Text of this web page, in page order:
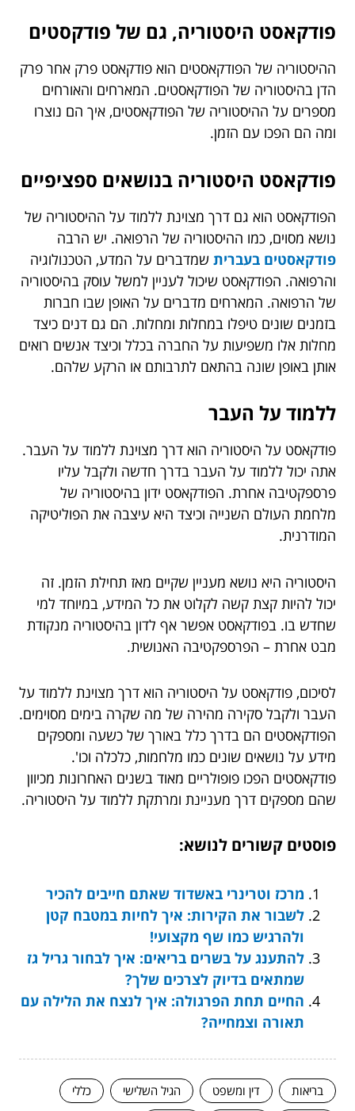
פודקאסט היסטוריה, גם של פודקסטים
ההיסטוריה של הפודקאסטים הוא פודקאסט פרק אחר פרק
הדן בהיסטוריה של הפודקאסטים. המארחים והאורחים
מספרים על ההיסטוריה של הפודקאסטים, איך הם נוצרו
ומה הם הפכו עם הזמן.
פודקאסט היסטוריה בנושאים ספציפיים
הפודקאסט הוא גם דרך מצוינת ללמוד על ההיסטוריה של
נושא מסוים, כמו ההיסטוריה של הרפואה. יש הרבה
פודקאסטים בעברית שמדברים על המדע, הטכנולוגיה
והרפואה. הפודקאסט שיכול לעניין למשל עוסק בהיסטוריה
של הרפואה. המארחים מדברים על האופן שבו חברות
בזמנים שונים טיפלו במחלות ומחלות. הם גם דנים כיצד
מחלות אלו משפיעות על החברה בכלל וכיצד אנשים רואים
אותן באופן שונה בהתאם לתרבותם או הרקע שלהם.
ללמוד על העבר
פודקאסט על היסטוריה הוא דרך מצוינת ללמוד על העבר.
אתה יכול ללמוד על העבר בדרך חדשה ולקבל עליו
פרספקטיבה אחרת. הפודקאסט ידון בהיסטוריה של
מלחמת העולם השנייה וכיצד היא עיצבה את הפוליטיקה
המודרנית.
היסטוריה היא נושא מעניין שקיים מאז תחילת הזמן. זה
יכול להיות קצת קשה לקלוט את כל המידע, במיוחד למי
שחדש בו. בפודקאסט אפשר אף לדון בהיסטוריה מנקודת
מבט אחרת – הפרספקטיבה האנושית.
לסיכום, פודקאסט על היסטוריה הוא דרך מצוינת ללמוד על
העבר ולקבל סקירה מהירה של מה שקרה בימים מסוימים.
הפודקאסטים הם בדרך כלל באורך של כשעה ומספקים
מידע על נושאים שונים כמו מלחמות, כלכלה וכו'.
פודקאסטים הפכו פופולריים מאוד בשנים האחרונות מכיוון
שהם מספקים דרך מעניינת ומרתקת ללמוד על היסטוריה.
פוסטים קשורים לנושא:
מרכז וטרינרי באשדוד שאתם חייבים להכיר
לשבור את הקירות: איך לחיות במטבח קטן
ולהרגיש כמו שף מקצועי!
להתענג על בשרים בריאים: איך לבחור גריל גז
שמתאים בדיוק לצרכים שלך?
החיים תחת הפרגולה: איך לנצח את הלילה עם
תאורה וצמחייה?
בריאות דין ומשפט הגיל השלישי
כללי